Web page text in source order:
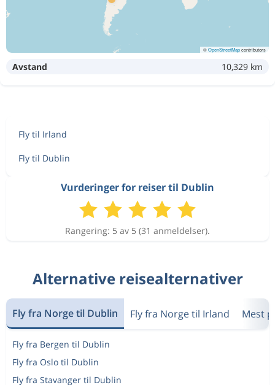
©OpenStreetMapcontributors
Avstand 10,329 km
Fly til Irland
Fly til Dublin
Vurderinger for reiser til Dublin
Rangering: 5 av 5 (31 anmeldelser).
Alternative reisealternativer
Fly fra Norge til Dublin Fly fra Norge til Irland Mest
Fly fra Bergen til Dublin
Fly fra Oslo til Dublin
Fly fra Stavanger til Dublin